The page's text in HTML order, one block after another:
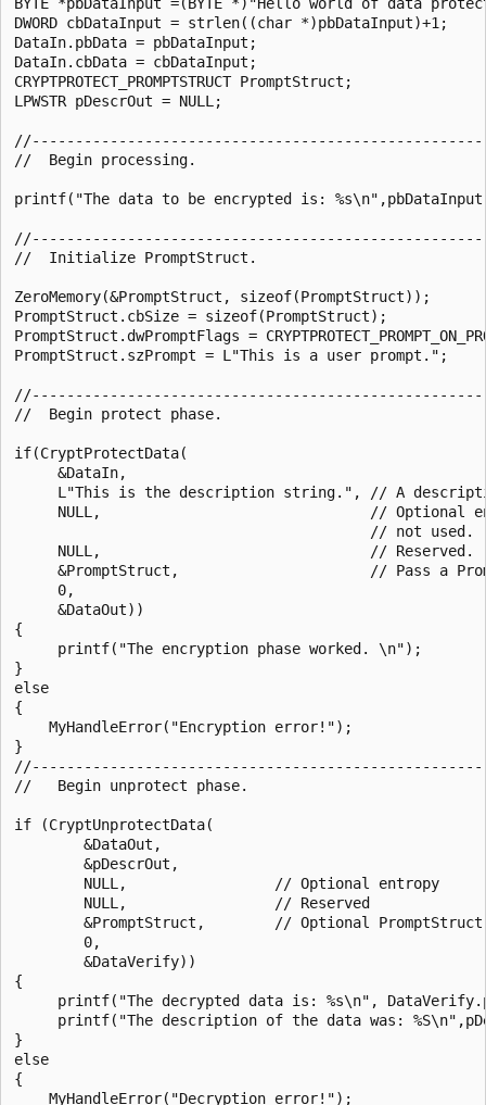
DWORD cbDataInput = strlen((char *)pbDataInput)+1;
DataIn.pbData = pbDataInput;
DataIn.cbData = cbDataInput;
CRYPTPROTECT_PROMPTSTRUCT PromptStruct;
LPWSTR pDescrOut = NULL;
//  Begin processing.
printf("The data to be encrypted is:
//  Initialize PromptStruct.
ZeroMemory(&PromptStruct, sizeof(PromptStruct));
PromptStruct.cbSize = sizeof(PromptStruct);
PromptStruct.dwPromptFlags =
PromptStruct.szPrompt = L"This is a user prompt.";
//  Begin protect phase.
if(CryptProtectData(
     &DataIn,
L"This is the description string.", // A
NULL,                               // Optional
                                         // not used.
     NULL,                               // Reserved.
&PromptStruct,                      // Pass a
     0,
     &DataOut))
{
     printf("The encryption phase worked. \n");
}
else
{
    MyHandleError("Encryption error!");
}
//   Begin unprotect phase.
if (CryptUnprotectData(
        &DataOut,
        &pDescrOut,
        NULL,                 // Optional entropy
        NULL,                 // Reserved
        &PromptStruct,        // Optional PromptStruct
        0,
        &DataVerify))
{
printf("The decrypted data is: %s\n",
printf("The description of the data was:
}
else
{
    MyHandleError("Decryption error!");